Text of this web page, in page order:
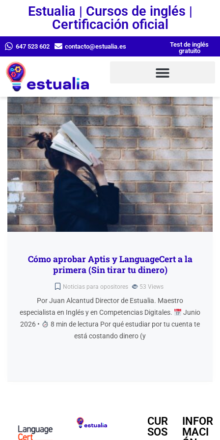
Estualia | Cursos de inglés |
Certificación oficial
647 523 602 contacto@estualia.es
Test de inglés
gratuito
Cómo aprobar Aptis y LanguageCert a la
primera (Sin tirar tu dinero)
Noticias para opositores 53 Views
Por Juan Alcantud Director de Estualia. Maestro
especialista en Inglés y en Competencias Digitales.
Junio
2026 •
8 min de lectura Por qué estudiar por tu cuenta te
está costando dinero (y
CUR
SOS
INFOR
MACI